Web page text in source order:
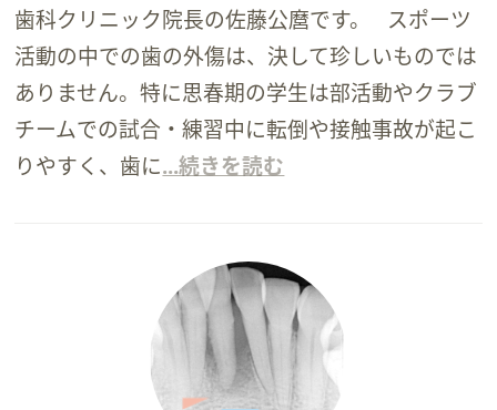
歯科クリニック院長の佐藤公麿です。 スポーツ
活動の中での歯の外傷は、決して珍しいものでは
ありません。特に思春期の学生は部活動やクラブ
チームでの試合・練習中に転倒や接触事故が起こ
りやすく、歯に...続きを読む